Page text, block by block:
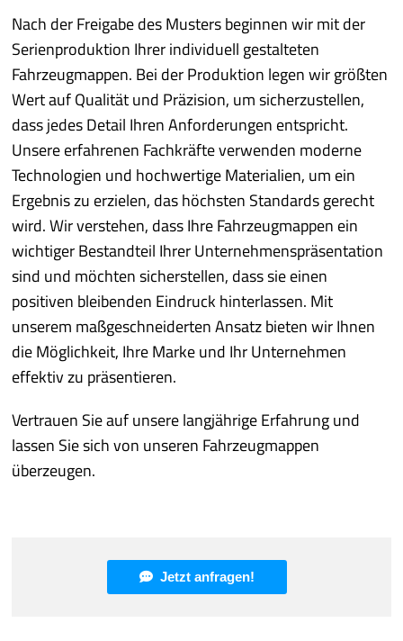
Nach der Freigabe des Musters beginnen wir mit der
Serienproduktion Ihrer individuell gestalteten
Fahrzeugmappen. Bei der Produktion legen wir größten
Wert auf Qualität und Präzision, um sicherzustellen,
dass jedes Detail Ihren Anforderungen entspricht.
Unsere erfahrenen Fachkräfte verwenden moderne
Technologien und hochwertige Materialien, um ein
Ergebnis zu erzielen, das höchsten Standards gerecht
wird. Wir verstehen, dass Ihre Fahrzeugmappen ein
wichtiger Bestandteil Ihrer Unternehmenspräsentation
sind und möchten sicherstellen, dass sie einen
positiven bleibenden Eindruck hinterlassen. Mit
unserem maßgeschneiderten Ansatz bieten wir Ihnen
die Möglichkeit, Ihre Marke und Ihr Unternehmen
effektiv zu präsentieren.
Vertrauen Sie auf unsere langjährige Erfahrung und
lassen Sie sich von unseren Fahrzeugmappen
überzeugen.
Jetzt anfragen!